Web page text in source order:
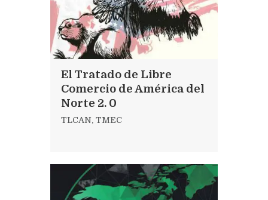
El Tratado de Libre
Comercio de América del
Norte 2. 0
TLCAN, TMEC